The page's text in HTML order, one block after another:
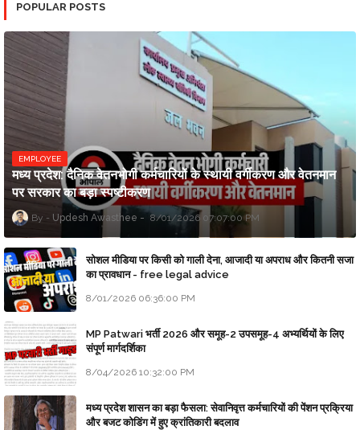
POPULAR POSTS
EMPLOYEE
मध्य प्रदेश: दैनिक वेतनभोगी कर्मचारियों के स्थायी वर्गीकरण और वेतनमान
पर सरकार का बड़ा स्पष्टीकरण
Updesh Awasthee 8/01/2026 07:07:00 PM
सोशल मीडिया पर किसी को गाली देना, आजादी या अपराध और कितनी सजा
का प्रावधान - free legal advice
8/01/2026 06:36:00 PM
MP Patwari भर्ती 2026 और समूह-2 उपसमूह-4 अभ्यर्थियों के लिए
संपूर्ण मार्गदर्शिका
8/04/2026 10:32:00 PM
मध्य प्रदेश शासन का बड़ा फैसला: सेवानिवृत्त कर्मचारियों की पेंशन प्रक्रिया
और बजट कोडिंग में हुए क्रांतिकारी बदलाव